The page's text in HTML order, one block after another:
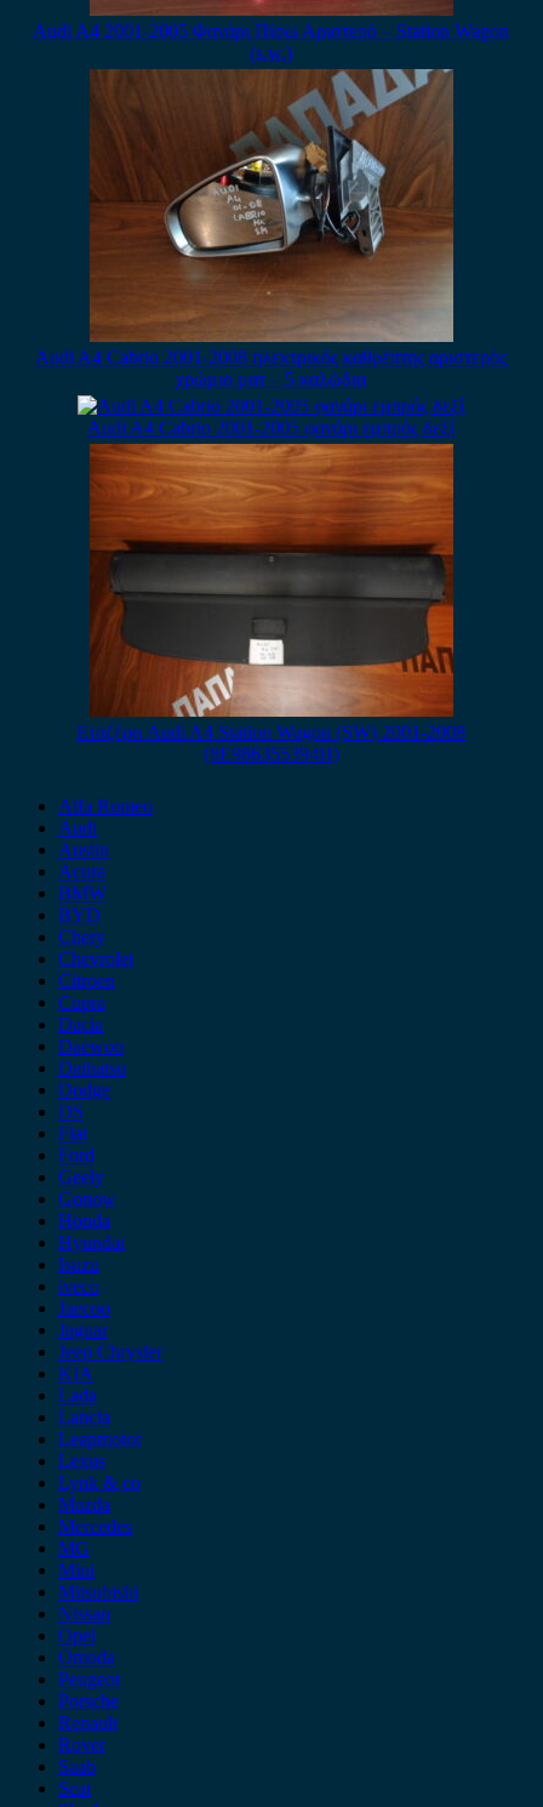
Audi A4 2001-2005 Φανάρι Πίσω Αριστερό – Station Wagon
(s.w.)
Audi A4 Cabrio 2001-2008 ηλεκτρικός καθρέπτης αριστερός
χρώμιο ματ – 5 καλώδια
Audi A4 Cabrio 2001-2005 φανάρι εμπρός δεξί
Εταζέρα Audi A4 Station Wagon (SW) 2001-2008
(8E986355394H)
Alfa Romeo
Audi
Austin
Acura
BMW
BYD
Chery
Chevrolet
Citroen
Cupra
Dacia
Daewoo
Daihatsu
Dodge
DS
Fiat
Ford
Geely
Gonow
Honda
Hyundai
Isuzu
iveco
Jaecoo
Jaguar
Jeep Chrysler
KIA
Lada
Lancia
Leapmotor
Lexus
Lynk & co
Mazda
Mercedes
MG
Mini
Mitsubishi
Nissan
Opel
Omoda
Peugeot
Porsche
Renault
Rover
Saab
Seat